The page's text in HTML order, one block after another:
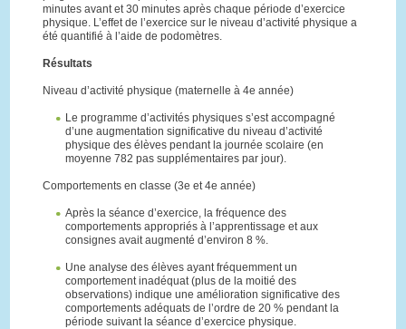
minutes avant et 30 minutes après chaque période d’exercice
physique. L’effet de l’exercice sur le niveau d’activité physique a
été quantifié à l’aide de podomètres.
Résultats
Niveau d’activité physique (maternelle à 4e année)
Le programme d’activités physiques s’est accompagné
d’une augmentation significative du niveau d’activité
physique des élèves pendant la journée scolaire (en
moyenne 782 pas supplémentaires par jour).
Comportements en classe (3e et 4e année)
Après la séance d’exercice, la fréquence des
comportements appropriés à l’apprentissage et aux
consignes avait augmenté d’environ 8 %.
Une analyse des élèves ayant fréquemment un
comportement inadéquat (plus de la moitié des
observations) indique une amélioration significative des
comportements adéquats de l’ordre de 20 % pendant la
période suivant la séance d’exercice physique.